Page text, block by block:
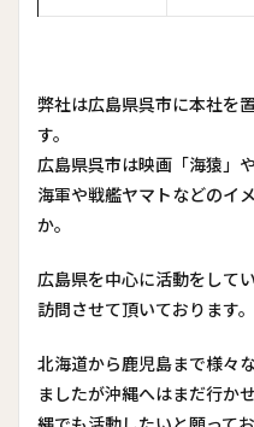
弊社は広島県呉市に本社を
す。
広島県呉市は映画「海猿」
海軍や戦艦ヤマトなどのイ
か。
広島県を中心に活動をして
訪問させて頂いております。
北海道から鹿児島まで様々
ましたが沖縄へはまだ行か